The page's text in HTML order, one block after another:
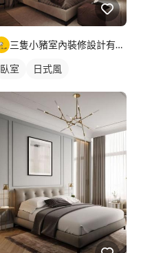
三隻小豬室內裝修設計有限公司
臥室 日式風